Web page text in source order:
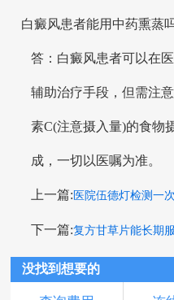
白癜风患者能用中药熏蒸
答：白癜风患者可以在
辅助治疗手段，但需注
素C(注意摄入量)的食物
成，一切以医嘱为准。
上一篇:医院伍德灯检测一
下一篇:复方甘草片能长期
没找到想要的